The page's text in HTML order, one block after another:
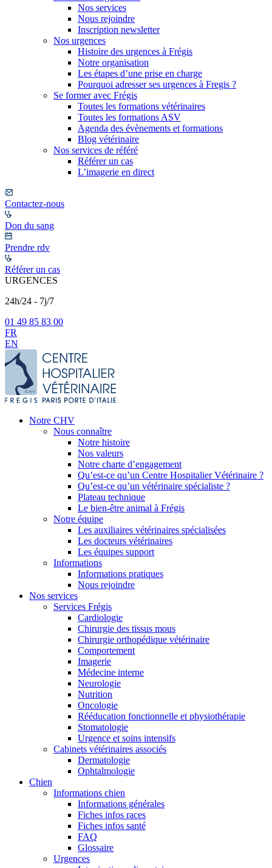
Nos services
Nous rejoindre
Inscription newsletter
Nos urgences
Histoire des urgences à Frégis
Notre organisation
Les étapes d’une prise en charge
Pourquoi adresser ses urgences à Fregis ?
Se former avec Frégis
Toutes les formations vétérinaires
Toutes les formations ASV
Agenda des évènements et formations
Blog vétérinaire
Nos services de référé
Référer un cas
L’imagerie en direct
Contactez-nous
Don du sang
Prendre rdv
Référer un cas
URGENCES
24h/24 - 7j/7
01 49 85 83 00
FR
EN
Notre CHV
Nous connaître
Notre histoire
Nos valeurs
Notre charte d’engagement
Qu’est-ce qu’un Centre Hospitalier Vétérinaire ?
Qu’est-ce qu’un vétérinaire spécialiste ?
Plateau technique
Le bien-être animal à Frégis
Notre équipe
Les auxiliaires vétérinaires spécialisées
Les docteurs vétérinaires
Les équipes support
Informations
Informations pratiques
Nous rejoindre
Nos services
Services Frégis
Cardiologie
Chirurgie des tissus mous
Chirurgie orthopédique vétérinaire
Comportement
Imagerie
Médecine interne
Neurologie
Nutrition
Oncologie
Rééducation fonctionnelle et physiothérapie
Stomatologie
Urgence et soins intensifs
Cabinets vétérinaires associés
Dermatologie
Ophtalmologie
Chien
Informations chien
Informations générales
Fiches infos races
Fiches infos santé
FAQ
Glossaire
Urgences